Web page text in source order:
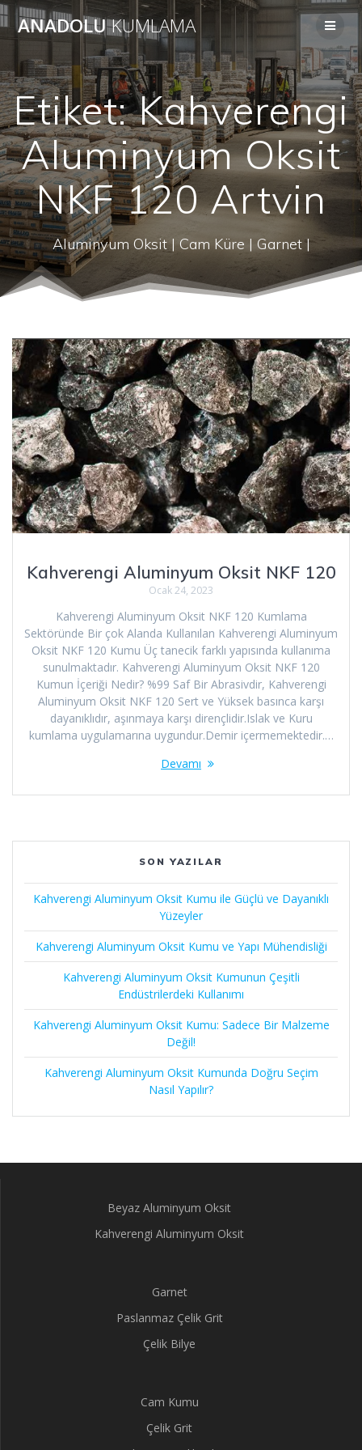
to
content
ANADOLUKUMLAMA
Etiket:Kahverengi
Aluminyum Oksit
NKF 120 Artvin
Aluminyum Oksit | Cam Küre | Garnet |
Kahverengi Aluminyum Oksit NKF 120
Ocak 24, 2023
Kahverengi Aluminyum Oksit NKF 120 Kumlama
Sektöründe Bir çok Alanda Kullanılan Kahverengi Aluminyum
Oksit NKF 120 Kumu Üç tanecik farklı yapısında kullanıma
sunulmaktadır. Kahverengi Aluminyum Oksit NKF 120
Kumun İçeriği Nedir? %99 Saf Bir Abrasivdir, Kahverengi
Aluminyum Oksit NKF 120 Sert ve Yüksek basınca karşı
dayanıklıdır, aşınmaya karşı dirençlidir.Islak ve Kuru
kumlama uygulamarına uygundur.Demir içermemektedir.…
Devamı
SON YAZILAR
Kahverengi Aluminyum Oksit Kumu ile Güçlü ve Dayanıklı
Yüzeyler
Kahverengi Aluminyum Oksit Kumu ve Yapı Mühendisliği
Kahverengi Aluminyum Oksit Kumunun Çeşitli
Endüstrilerdeki Kullanımı
Kahverengi Aluminyum Oksit Kumu: Sadece Bir Malzeme
Değil!
Kahverengi Aluminyum Oksit Kumunda Doğru Seçim
Nasıl Yapılır?
Beyaz Aluminyum Oksit
Kahverengi Aluminyum Oksit
Garnet
Paslanmaz Çelik Grit
Çelik Bilye
Cam Kumu
Çelik Grit